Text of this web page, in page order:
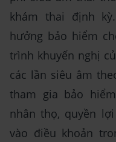
khám thai định
hưởng bảo hiểm
trình khuyến nghị
các lần siêu âm
tham gia bảo
nhân thọ, quyền
vào điều khoản